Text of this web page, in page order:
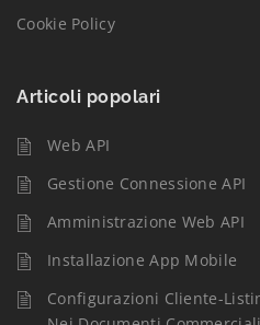
Cookie Policy
Articoli popolari
Web API
Gestione Connessione API
Amministrazione Web API
Installazione App Mobile
Configurazioni Cliente-